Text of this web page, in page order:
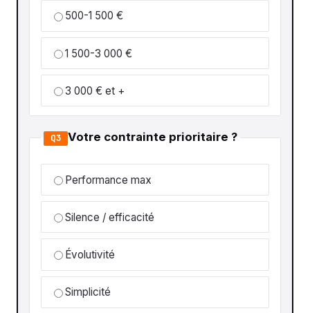
500-1 500 €
1 500-3 000 €
3 000 € et +
Q3 Votre contrainte prioritaire ?
Performance max
Silence / efficacité
Évolutivité
Simplicité